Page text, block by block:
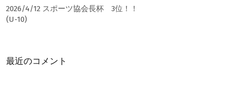
2026/4/12 スポーツ協会長杯 3位！！
(U-10)
最近のコメント